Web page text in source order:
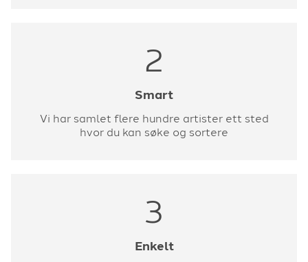
2
Smart
Vi har samlet flere hundre artister ett sted
hvor du kan søke og sortere
3
Enkelt